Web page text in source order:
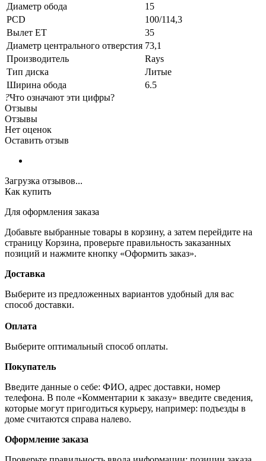
Диаметр обода
15
PCD
100/114,3
Вылет ET
35
Диаметр центрального отверстия 73,1
Производитель
Rays
Тип диска
Литые
Ширина обода
6.5
?Что означают эти цифры?
Отзывы
Отзывы
Нет оценок
Оставить отзыв
Загрузка отзывов...
Как купить
Для оформления заказа
Добавьте выбранные товары в корзину, а затем перейдите на
страницу Корзина, проверьте правильность заказанных
позиций и нажмите кнопку «Оформить заказ».
Доставка
Выберите из предложенных вариантов удобный для вас
способ доставки.
Оплата
Выберите оптимальный способ оплаты.
Покупатель
Введите данные о себе: ФИО, адрес доставки, номер
телефона. В поле «Комментарии к заказу» введите сведения,
которые могут пригодиться курьеру, например: подъезды в
доме считаются справа налево.
Оформление заказа